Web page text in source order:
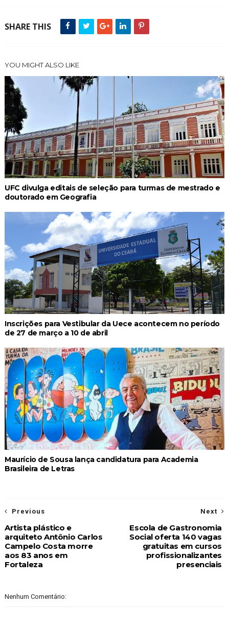
SHARE THIS
YOU MIGHT ALSO LIKE
UFC divulga editais de seleção para turmas de mestrado e
doutorado em Geografia
Inscrições para Vestibular da Uece acontecem no período
de 27 de março a 10 de abril
Maurício de Sousa lança candidatura para Academia
Brasileira de Letras
Next
Escola de Gastronomia
Social oferta 140 vagas
gratuitas em cursos
profissionalizantes
presenciais
Previous
Artista plástico e
arquiteto Antônio Carlos
Campelo Costa morre
aos 83 anos em
Fortaleza
Nenhum Comentário: